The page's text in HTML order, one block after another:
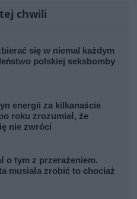
chwili
się w niemal każdym
polskiej seksbomby
energii za kilkanaście
roku zrozumiał, że
nie zwróci
o tym z przerażeniem.
musiała zrobić to chociaż